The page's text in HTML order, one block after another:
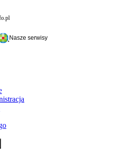
się w nowej karcie
otwiera się w nowej karcie
Nasze serwisy
i logowanie do serwisu